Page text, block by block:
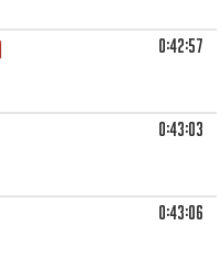
0:42:57
0:43:03
0:43:06